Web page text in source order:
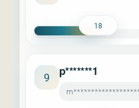
18
9 p*******1